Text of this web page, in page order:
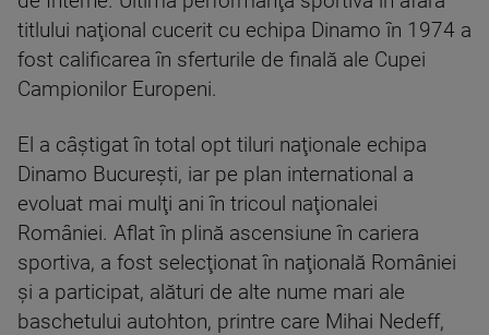
titlului naţional cucerit cu echipa Dinamo în 1974 a
fost calificarea în sferturile de finală ale Cupei
Campionilor Europeni.
El a câştigat în total opt tiluri naţionale echipa
Dinamo Bucureşti, iar pe plan international a
evoluat mai mulţi ani în tricoul naţionalei
României. Aflat în plină ascensiune în cariera
sportiva, a fost selecţionat în naţională României
şi a participat, alături de alte nume mari ale
baschetului autohton, printre care Mihai Nedeff,